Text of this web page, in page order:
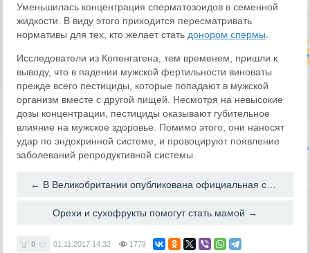
Уменьшилась концентрация сперматозоидов в семенной
жидкости. В виду этого приходится пересматривать
нормативы для тех, кто желает статьдонором спермы.
Исследователи из Копенгагена, тем временем, пришли к
выводу, что в падении мужской фертильности виноваты
прежде всего пестициды, которые попадают в мужской
организм вместе с другой пищей. Несмотря на невысокие
дозы концентрации, пестициды оказывают губительное
влияние на мужское здоровье. Помимо этого, они наносят
удар по эндокринной системе, и провоцируют появление
заболеваний репродуктивной системы.
← В Великобритании опубликована официальная статистика по донорам спермы
Орехи и сухофрукты помогут стать мамой →
0 01.11.2017 14:32 1779